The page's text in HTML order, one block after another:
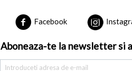
Facebook
Aboneaza-te la newsletter si